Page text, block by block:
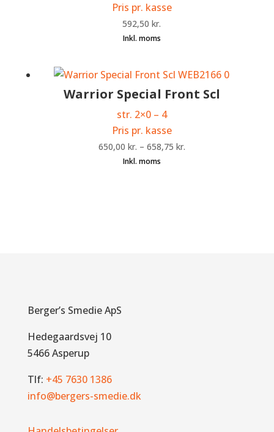
Pris pr. kasse
592,50kr.
Warrior Special Front Scl
str. 2×0 – 4
Pris pr. kasse
650,00 kr. – 658,75 kr.
Berger’s Smedie ApS
Hedegaardsvej 10
5466 Asperup
Tlf: +45 7630 1386
info@bergers-smedie.dk